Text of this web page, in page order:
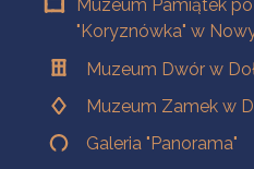
Muzeum Pamiątek
"Koryznówka" w
Muzeum Dwór w
Muzeum Zamek w
Galeria "Panorama"